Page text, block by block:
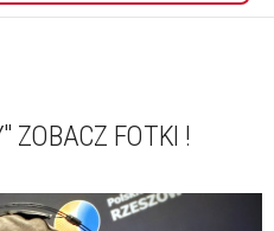
ZOBACZ FOTKI !